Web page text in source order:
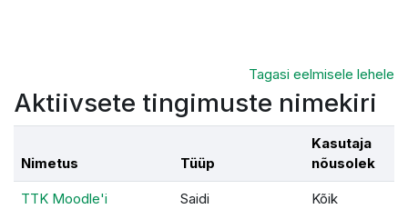
Tagasi eelmisele lehele
Aktiivsete tingimuste nimekiri
Nimetus Tüüp
Kasutaja
nõusolek
TTK Moodle'i
Saidi
Kõik